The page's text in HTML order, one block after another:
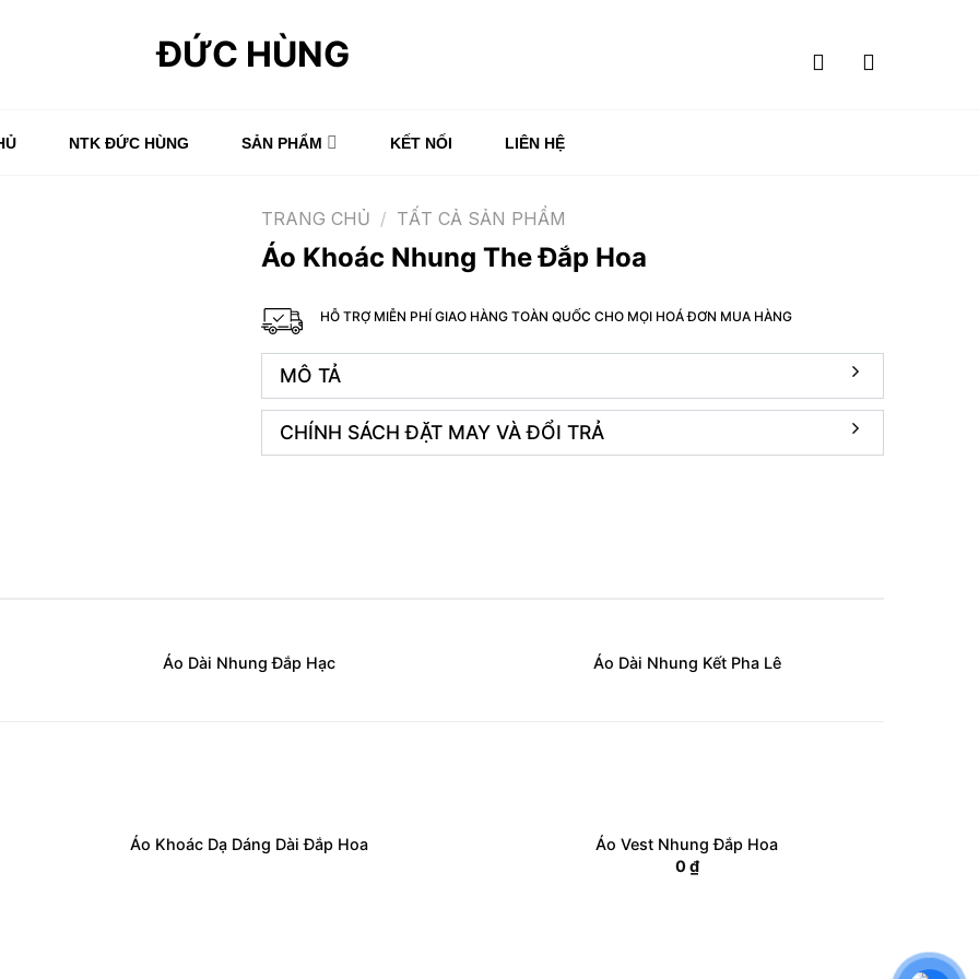
NTK ĐỨC HÙNG SẢN PHẨM KẾT NỐI LIÊN HỆ
TRANG CHỦ / TẤT CẢ SẢN PHẨM
Áo Khoác Nhung The Đắp Hoa
HỖ TRỢ MIỄN PHÍ GIAO HÀNG TOÀN QUỐC CHO MỌI HOÁ ĐƠN MUA HÀNG
MÔ TẢ
CHÍNH SÁCH ĐẶT MAY VÀ ĐỔI TRẢ
Áo Dài Nhung Đắp Hạc Áo Dài Nhung Kết Pha Lê
Áo Khoác Dạ Dáng Dài Đắp Hoa
Áo Vest Nhung Đắp Hoa
0₫